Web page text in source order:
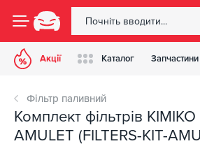
Акції Каталог Запчастини
Фільтр паливний
Комплект фільтрів
AMULET (FILTERS-KIT-